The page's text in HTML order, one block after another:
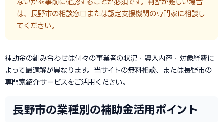
ないかを事前に確認することが必須です。判断が難しい場合
は、長野市の相談窓口または認定支援機関の専門家に相談し
てください。
補助金の組み合わせは個々の事業者の状況・導入内容・対象経費に
よって最適解が異なります。当サイトの無料相談、または長野市の
専門家紹介サービスをご活用ください。
長野市の業種別の補助金活用ポイント